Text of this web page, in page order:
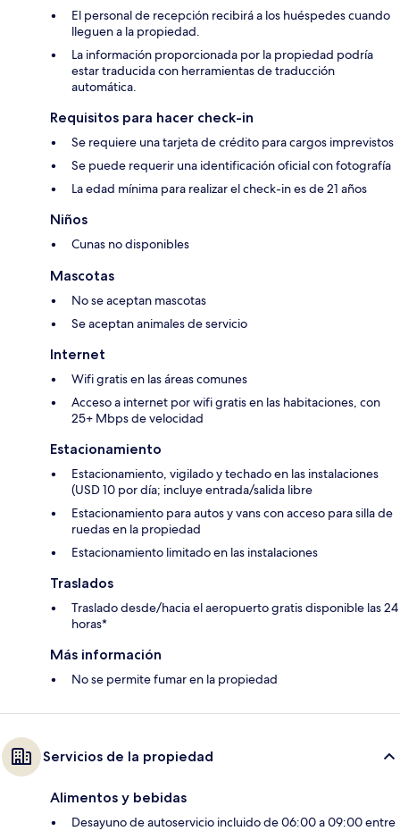
El personal de recepción recibirá a los huéspedes cuando
lleguen a la propiedad.
La información proporcionada por la propiedad podría
estar traducida con herramientas de traducción
automática.
Requisitos para hacer check-in
Se requiere una tarjeta de crédito para cargos imprevistos
Se puede requerir una identificación oficial con fotografía
La edad mínima para realizar el check-in es de 21 años
Niños
Cunas no disponibles
Mascotas
No se aceptan mascotas
Se aceptan animales de servicio
Internet
Wifi gratis en las áreas comunes
Acceso a internet por wifi gratis en las habitaciones, con
25+ Mbps de velocidad
Estacionamiento
Estacionamiento, vigilado y techado en las instalaciones
(USD 10 por día; incluye entrada/salida libre
Estacionamiento para autos y vans con acceso para silla de
ruedas en la propiedad
Estacionamiento limitado en las instalaciones
Traslados
Traslado desde/hacia el aeropuerto gratis disponible las 24
horas*
Más información
No se permite fumar en la propiedad
Servicios de la propiedad
Alimentos y bebidas
Desayuno de autoservicio incluido de 06:00 a 09:00 entre